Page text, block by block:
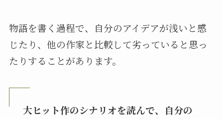
物語を書く過程で、自分のアイデアが浅いと感
じたり、他の作家と比較して劣っていると思っ
たりすることがあります。
大ヒット作のシナリオを読んで、自分の